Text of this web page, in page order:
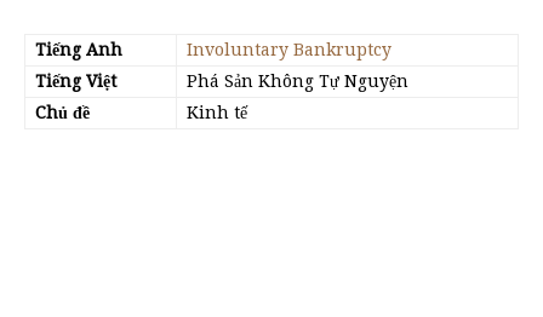
Tiếng Anh
Involuntary Bankruptcy
Tiếng Việt
Phá Sản Không Tự Nguyện
Chủ đề
Kinh tế